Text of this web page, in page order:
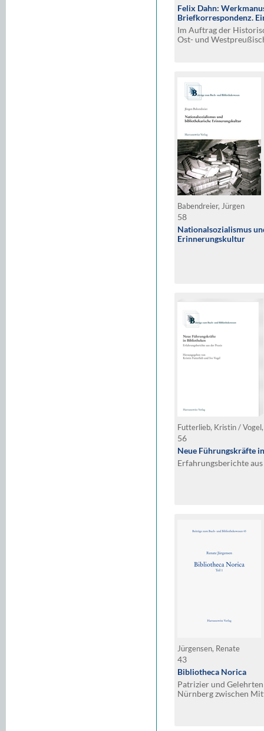
Felix Dahn:
Briefkorrespondenz.
Im Auftrag der
Ost- und
Babendreier, Jürgen
58
Nationalsozialismus
Erinnerungskultur
Futterlieb, Kristin /
56
Neue Führungskräfte
Erfahrungsberichte
Jürgensen, Renate
43
Bibliotheca Norica
Patrizier und
Nürnberg zwischen